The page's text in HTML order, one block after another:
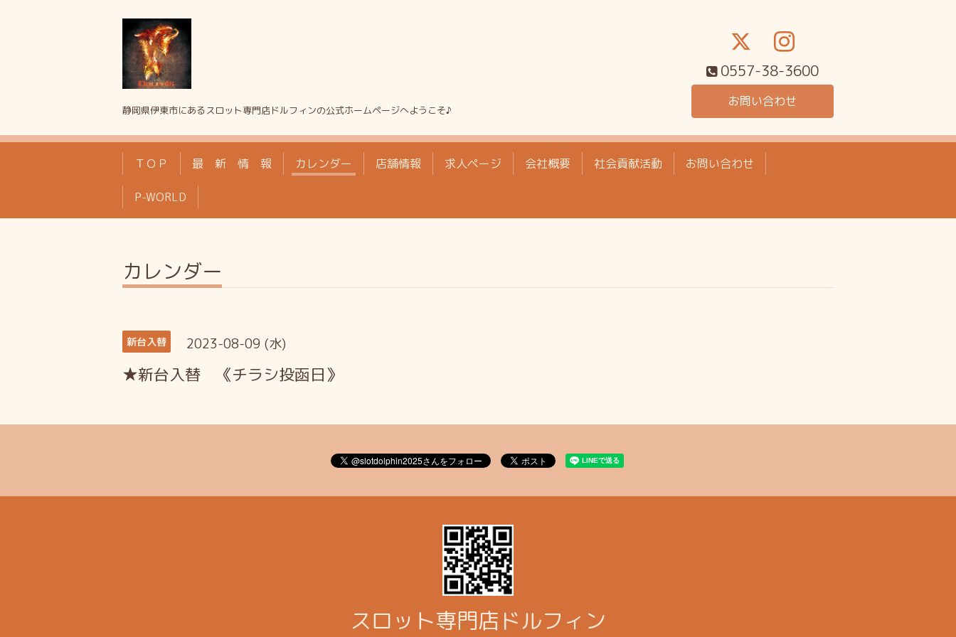
静岡県伊東市にあるスロット専門店ドルフィンの公式ホームページへようこそ♪
0557-38-3600
お問い合わせ
ＴＯＰ 最 新 情 報 カレンダー 店舗情報 求人ページ 会社概要 社会貢献活動 お問い合わせ
P-WORLD
カレンダー
新台入替 2023-08-09 (水)
★新台入替 《チラシ投函日》
スロット専門店ドルフィン